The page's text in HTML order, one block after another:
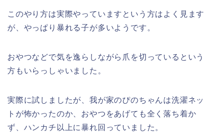
このやり方は実際やっていますという方はよく見ます
が、やっぱり暴れる子が多いようです。
おやつなどで気を逸らしながら爪を切っているという
方もいらっしゃいました。
実際に試しましたが、我が家のぴのちゃんは洗濯ネッ
トが怖かったのか、おやつをあげても全く落ち着か
ず、ハンカチ以上に暴れ回っていました。